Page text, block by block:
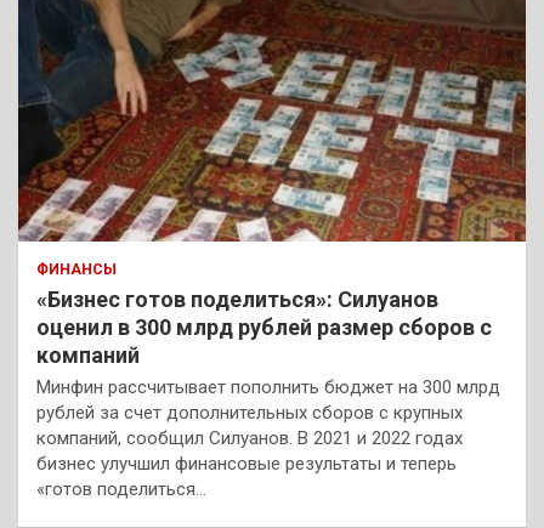
ФИНАНСЫ
«Бизнес готов поделиться»: Силуанов
оценил в 300 млрд рублей размер сборов с
компаний
Минфин рассчитывает пополнить бюджет на 300 млрд
рублей за счет дополнительных сборов с крупных
компаний, сообщил Силуанов. В 2021 и 2022 годах
бизнес улучшил финансовые результаты и теперь
«готов поделиться…